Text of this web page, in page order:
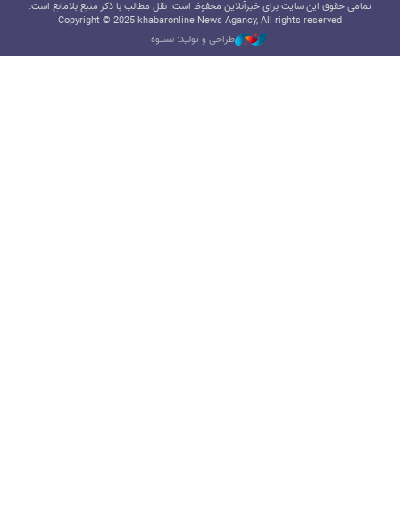
تمامی حقوق این سایت برای خبرآنلاین محفوظ است. نقل مطالب با ذکر منبع بلامانع است.
Copyright © 2025 khabaronline News Agancy, All rights reserved
طراحی و تولید: نستوه